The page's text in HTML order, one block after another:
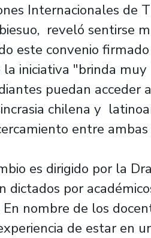
Internacionales de
reveló sentirse
este convenio
iniciativa "brinda
puedan acceder
chilena y
entre
es dirigido por la
dictados por
nombre de los
de estar en